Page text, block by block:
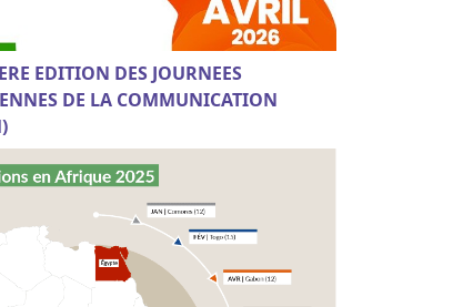
EDITION DES JOURNEES
DE LA COMMUNICATION